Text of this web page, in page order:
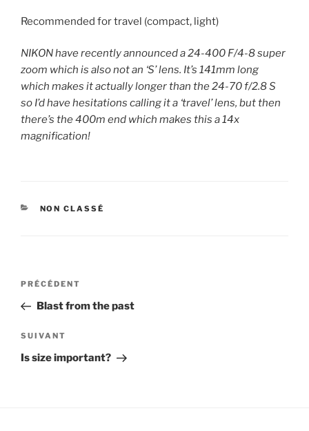
Recommended for travel (compact, light)
NIKON have recently announced a 24-400 F/4-8 super
zoom which is also not an ‘S’ lens. It’s 141mm long
which makes it actually longer than the 24-70 f/2.8 S
so I’d have hesitations calling it a ‘travel’ lens, but then
there’s the 400m end which makes this a 14x
magnification!
CATÉGORIES
NON CLASSÉ
Navigation
l’article
Article
précédent
PRÉCÉDENT
Blast from the past
Article
suivant
SUIVANT
Is size important?